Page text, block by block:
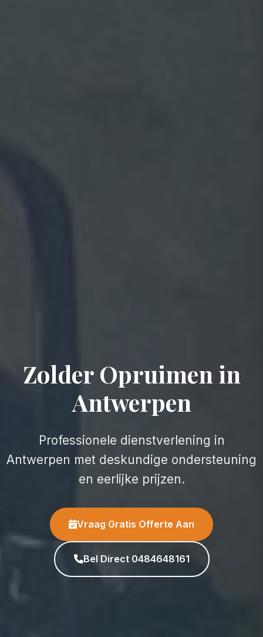
Zolder Opruimen in
Antwerpen
Professionele dienstverlening in
Antwerpen met deskundige ondersteuning
en eerlijke prijzen.
Vraag Gratis Offerte Aan
Bel Direct 0484648161